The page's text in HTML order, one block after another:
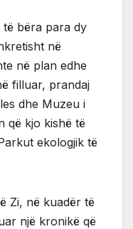
të bëra para dy
në
në plan edhe
filluar, prandaj
dhe Muzeu i
që kjo kishë të
ekologjik të
Zi, në kuadër të
një kronikë që